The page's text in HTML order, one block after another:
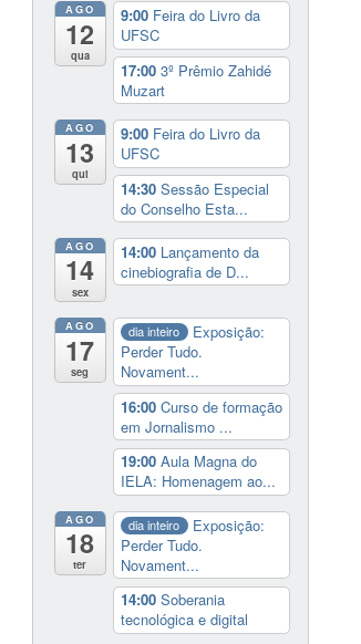
AGO
12
qua
9:00 Feira do Livro da
UFSC
17:00 3º Prêmio Zahidé
Muzart
AGO
13
qui
9:00 Feira do Livro da
UFSC
14:30 Sessão Especial
do Conselho Esta...
AGO
14
sex
14:00 Lançamento da
cinebiografia de D...
AGO
17
seg
dia inteiro
Exposição:
Perder Tudo.
Novament...
16:00 Curso de formação
em Jornalismo ...
19:00 Aula Magna do
IELA: Homenagem ao...
AGO
18
ter
dia inteiro
Exposição:
Perder Tudo.
Novament...
14:00 Soberania
tecnológica e digital